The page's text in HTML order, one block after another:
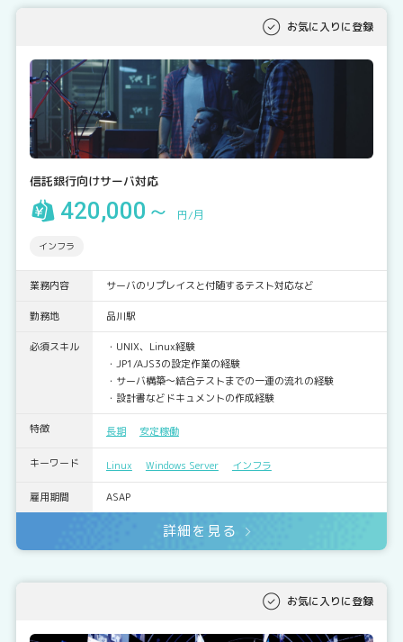
お気に入りに登録
信託銀行向けサーバ対応
420,000～ 円/月
インフラ
業務内容 サーバのリプレイスと付随するテスト対応など
勤務地 品川駅
必須スキル
・UNIX、Linux経験
・JP1/AJS3の設定作業の経験
・サーバ構築～結合テストまでの一連の流れの経験
・設計書などドキュメントの作成経験
特徴 長期 安定稼働
キーワード Linux Windows Server インフラ
雇用期間 ASAP
詳細を見る
お気に入りに登録